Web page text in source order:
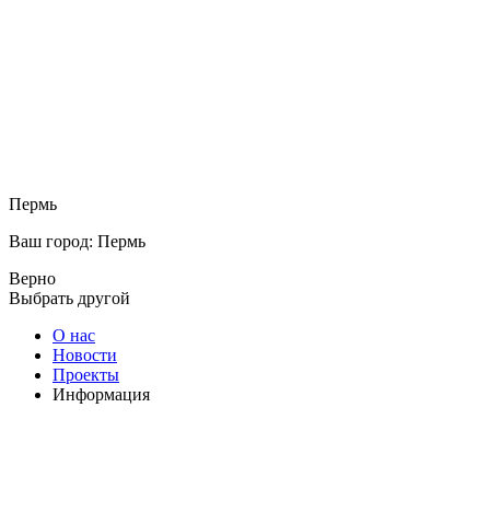
Пермь
Ваш город: Пермь
Верно
Выбрать другой
О нас
Новости
Проекты
Информация